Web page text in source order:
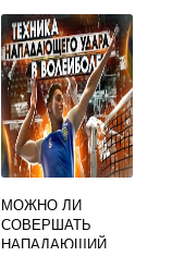
МОЖНО ЛИ
СОВЕРШАТЬ
НАПАДАЮЩИЙ